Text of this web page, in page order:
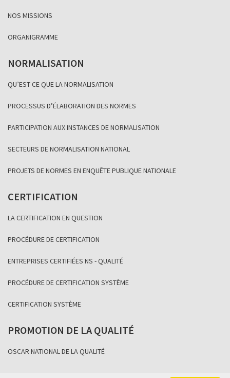
NOS MISSIONS
ORGANIGRAMME
NORMALISATION
QU’EST CE QUE LA NORMALISATION
PROCESSUS D’ÉLABORATION DES NORMES
PARTICIPATION AUX INSTANCES DE NORMALISATION
SECTEURS DE NORMALISATION NATIONAL
PROJETS DE NORMES EN ENQUÊTE PUBLIQUE NATIONALE
CERTIFICATION
LA CERTIFICATION EN QUESTION
PROCÉDURE DE CERTIFICATION
ENTREPRISES CERTIFIÉES NS - QUALITÉ
PROCÉDURE DE CERTIFICATION SYSTÈME
CERTIFICATION SYSTÈME
PROMOTION DE LA QUALITÉ
OSCAR NATIONAL DE LA QUALITÉ